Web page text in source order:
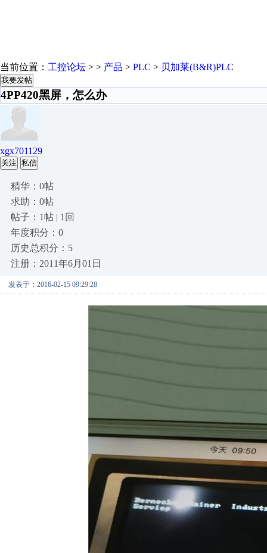
当前位置： 工控论坛 > > 产品 > PLC > 贝加莱(B&R)PLC
我要发帖
4PP420黑屏，怎么办
xgx701129
关注 私信
精华：0帖
求助：0帖
帖子：1帖 | 1回
年度积分：0
历史总积分：5
注册：2011年6月01日
发表于：2016-02-15 09:29:28